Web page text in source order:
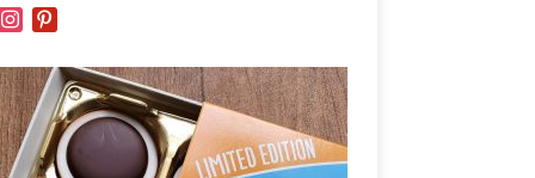
pinterest